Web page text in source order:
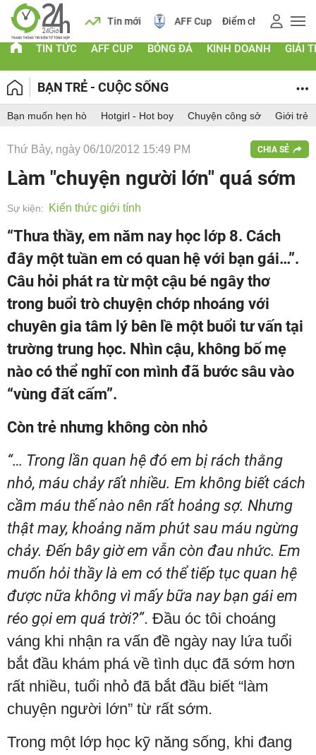
Lịch Tin mới AFF Cup Điểm chuẩn 2026
TIN TỨC AFF CUP BÓNG ĐÁ KINH DOANH GIẢI
BẠN TRẺ - CUỘC SỐNG
Bạn muốn hẹn hò Hotgirl - Hot boy Chuyện công sở Giới trẻ
Thứ Bảy, ngày 06/10/2012 15:49 PM CHIA SẺ
Làm "chuyện người lớn" quá sớm
Sự kiện: Kiến thức giới tính
“Thưa thầy, em năm nay học lớp 8. Cách
đây một tuần em có quan hệ với bạn gái…”.
Câu hỏi phát ra từ một cậu bé ngây thơ
trong buổi trò chuyện chớp nhoáng với
chuyên gia tâm lý bên lề một buổi tư vấn tại
trường trung học. Nhìn cậu, không bố mẹ
nào có thể nghĩ con mình đã bước sâu vào
“vùng đất cấm”.
Còn trẻ nhưng không còn nhỏ
“… Trong lần quan hệ đó em bị rách thằng
nhỏ, máu chảy rất nhiều. Em không biết cách
cầm máu thế nào nên rất hoảng sợ. Nhưng
thật may, khoảng năm phút sau máu ngừng
chảy. Đến bây giờ em vẫn còn đau nhức. Em
muốn hỏi thầy là em có thể tiếp tục quan hệ
được nữa không vì mấy bữa nay bạn gái em
réo gọi em quá trời?”. Đầu óc tôi choáng
váng khi nhận ra vấn đề ngày nay lứa tuổi
bắt đầu khám phá về tình dục đã sớm hơn
rất nhiều, tuổi nhỏ đã bắt đầu biết “làm
chuyện người lớn” từ rất sớm.
Trong một lớp học kỹ năng sống, khi đang